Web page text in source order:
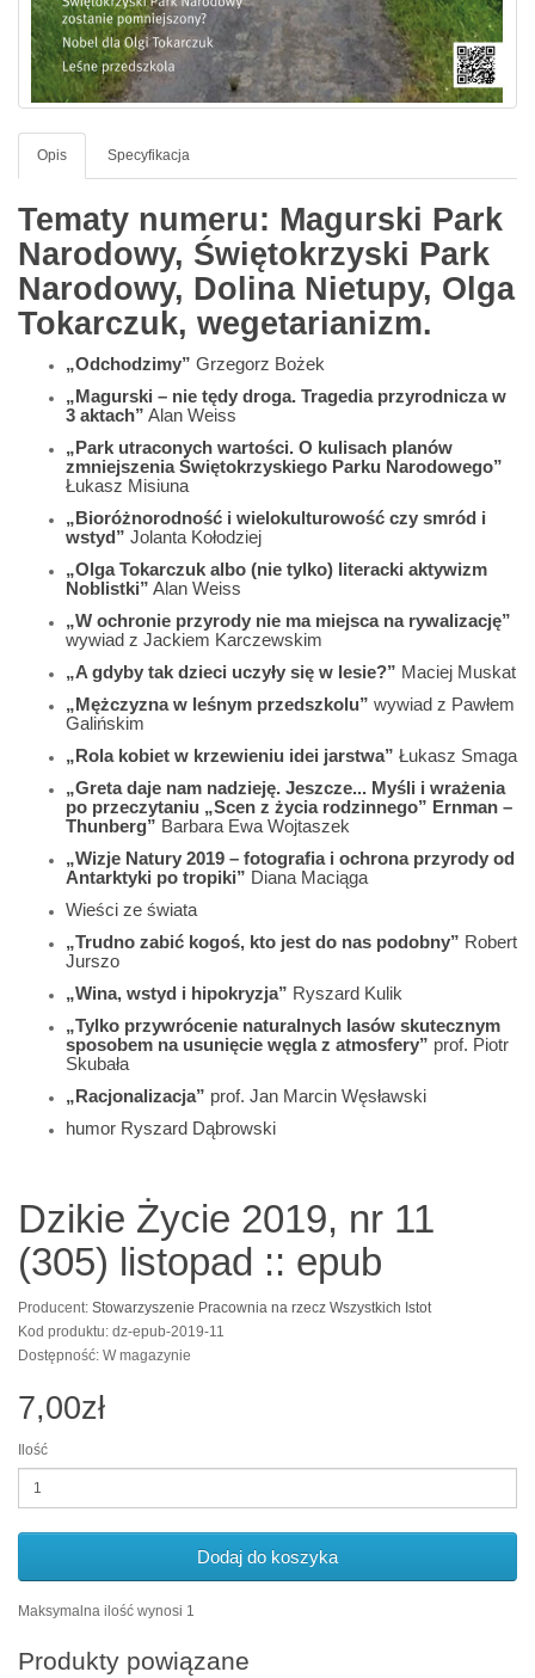
Opis Specyfikacja
Tematy numeru: Magurski Park
Narodowy, Świętokrzyski Park
Narodowy, Dolina Nietupy, Olga
Tokarczuk, wegetarianizm.
„Odchodzimy” Grzegorz Bożek
„Magurski – nie tędy droga. Tragedia przyrodnicza w
3 aktach” Alan Weiss
„Park utraconych wartości. O kulisach planów
zmniejszenia Świętokrzyskiego Parku Narodowego”
Łukasz Misiuna
„Bioróżnorodność i wielokulturowość czy smród i
wstyd” Jolanta Kołodziej
„Olga Tokarczuk albo (nie tylko) literacki aktywizm
Noblistki” Alan Weiss
„W ochronie przyrody nie ma miejsca na rywalizację”
wywiad z Jackiem Karczewskim
„A gdyby tak dzieci uczyły się w lesie?” Maciej Muskat
„Mężczyzna w leśnym przedszkolu” wywiad z Pawłem
Galińskim
„Rola kobiet w krzewieniu idei jarstwa” Łukasz Smaga
„Greta daje nam nadzieję. Jeszcze... Myśli i wrażenia
po przeczytaniu „Scen z życia rodzinnego” Ernman –
Thunberg” Barbara Ewa Wojtaszek
„Wizje Natury 2019 – fotografia i ochrona przyrody od
Antarktyki po tropiki” Diana Maciąga
Wieści ze świata
„Trudno zabić kogoś, kto jest do nas podobny” Robert
Jurszo
„Wina, wstyd i hipokryzja” Ryszard Kulik
„Tylko przywrócenie naturalnych lasów skutecznym
sposobem na usunięcie węgla z atmosfery” prof. Piotr
Skubała
„Racjonalizacja” prof. Jan Marcin Węsławski
humor Ryszard Dąbrowski
Dzikie Życie 2019, nr 11
(305) listopad :: epub
Producent: Stowarzyszenie Pracownia na rzecz Wszystkich Istot
Kod produktu: dz-epub-2019-11
Dostępność: W magazynie
7,00zł
Ilość
Dodaj do koszyka
Maksymalna ilość wynosi 1
Produkty powiązane